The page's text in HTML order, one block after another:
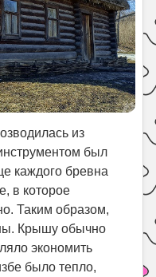
из
был
каждого бревна
в которое
Таким образом,
Крышу обычно
экономить
было тепло,